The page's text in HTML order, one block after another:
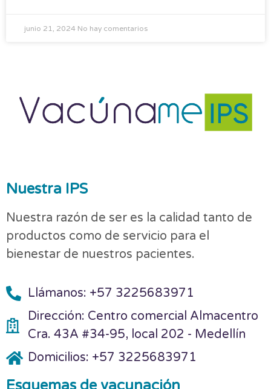
junio 21, 2024 No hay comentarios
Nuestra IPS
Nuestra razón de ser es la calidad tanto de
productos como de servicio para el
bienestar de nuestros pacientes.
Llámanos: +57 3225683971
Dirección: Centro comercial Almacentro
Cra. 43A #34-95, local 202 - Medellín
Domicilios: +57 3225683971